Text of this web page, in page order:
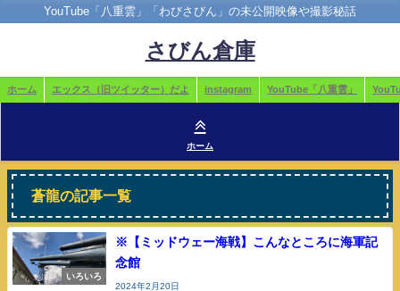
YouTube「八重雲」「わびさびん」の未公開映像や撮影秘話
さびん倉庫
ホーム エックス（旧ツイッター）だよ instagram YouTube「八重雲」
ホーム
蒼龍の記事一覧
いろいろ
※【ミッドウェー海戦】こんなところに海軍記
念館
2024年2月20日